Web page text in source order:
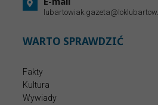
WARTO SPRAWDZIĆ
Fakty
Kultura
Wywiady